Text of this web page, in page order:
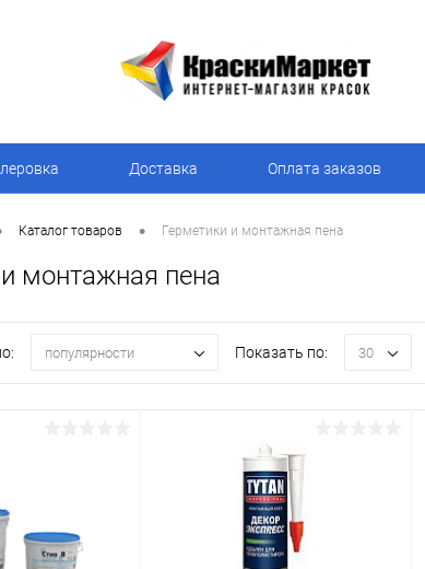
Доставка Оплата заказов
Каталог товаров • Герметики и монтажная пена
монтажная пена
популярности Показать по: 30